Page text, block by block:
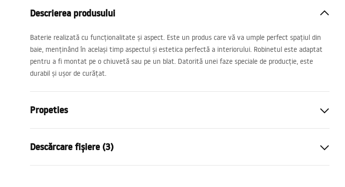
Descrierea produsului
Baterie realizată cu funcționalitate și aspect. Este un produs care vă va umple perfect spațiul din
baie, menținând în același timp aspectul și estetica perfectă a interiorului. Robinetul este adaptat
pentru a fi montat pe o chiuvetă sau pe un blat. Datorită unei faze speciale de producție, este
durabil și ușor de curățat.
Propeties
Metodă de montaj
Culoare
Negru
Descărcare fișiere (3)